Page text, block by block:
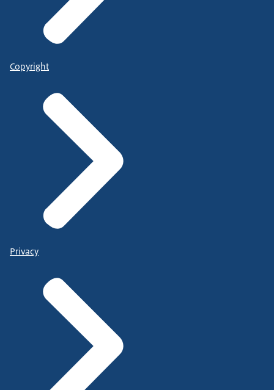
Copyright
Privacy